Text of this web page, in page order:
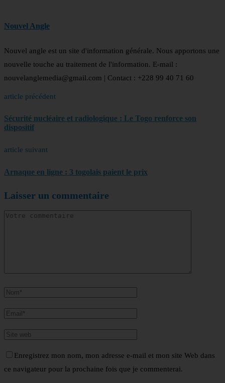
Nouvel Angle
Nouvel angle est un site d'information générale. Nous apportons une
nouvelle touche au traitement de l'information. E-mail :
nouvelanglemedia@gmail.com | Contact : +228 99 40 71 60
article précédent
Sécurité nucléaire et radiologique : Le Togo renforce son
dispositif
article suivant
Arnaque en ligne : 3 togolais paient le prix
Laisser un commentaire
Enregistrez mon nom, mon adresse e-mail et mon site Web dans
ce navigateur pour la prochaine fois que je commenterai.